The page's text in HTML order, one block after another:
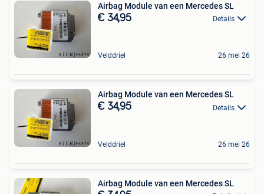
Airbag Module van een Mercedes SL
€ 34,95 Details
Velddriel 26 mei 26
Airbag Module van een Mercedes SL
€ 34,95 Details
Velddriel 26 mei 26
Airbag Module van een Mercedes SL